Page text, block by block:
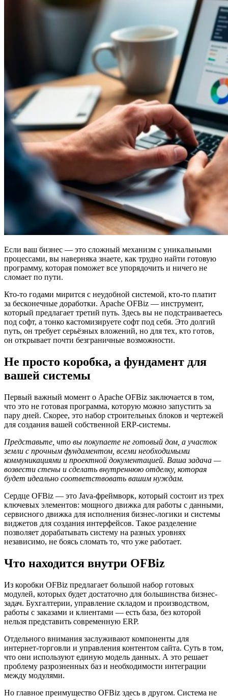
Если ваш бизнес — это сложный механизм с уникальными
процессами, вы наверняка знаете, как трудно найти готовую
программу, которая поможет все упорядочить и ничего не
сломает по пути.
Кто-то годами мирится с неудобной системой, кто-то платит
за бесконечные доработки. Apache OFBiz — инструмент,
который предлагает третий путь. Здесь вы не подстраиваетесь
под софт, а тонко кастомизируете софт под себя. Это долгий
путь, он требует серьёзных вложений, но для тех, кто готов,
он открывает почти безграничные возможности.
Не просто коробка, а фундамент для
вашей системы
Первый важный момент о Apache OFBiz заключается в том,
что это не готовая программа, которую можно запустить за
пару дней. Скорее, это набор строительных блоков и чертежей
для создания вашей собственной ERP-системы.
Представьте, что вы покупаете не готовый дом, а участок
земли с прочным фундаментом, всеми необходимыми
коммуникациями и проектной документацией. Ваша задача —
возвести стены и сделать внутреннюю отделку, которая
будет идеально соответствовать вашим нуждам.
Сердце OFBiz — это Java-фреймворк, который состоит из трех
ключевых элементов: мощного движка для работы с данными,
сервисного движка для исполнения бизнес-логики и системы
виджетов для создания интерфейсов. Такое разделение
позволяет дорабатывать систему на разных уровнях
независимо, не боясь сломать то, что уже работает.
Что находится внутри OFBiz
Из коробки OFBiz предлагает большой набор готовых
модулей, которых будет достаточно для большинства бизнес-
задач. Бухгалтерии, управление складом и производством,
работы с заказами и клиентами — есть база, без которой
нельзя представить современную ERP.
Отдельного внимания заслуживают компоненты для
интернет-торговли и управления контентом сайта. Суть в том,
что они используют единую модель данных. А это решает
проблему разрозненных баз и необходимости интеграции
между модулями.
Но главное преимущество OFBiz здесь в другом. Система не